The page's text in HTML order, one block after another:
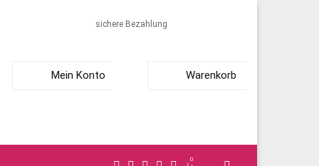
sichere Bezahlung
Mein Konto Warenkorb
0